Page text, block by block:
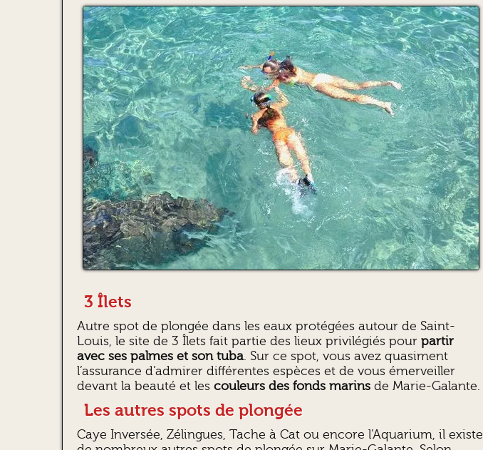
3 Îlets
Autre spot de plongée dans les eaux protégées autour de Saint-
Louis, le site de 3 Îlets fait partie des lieux privilégiés pour partir
avec ses palmes et son tuba. Sur ce spot, vous avez quasiment
l’assurance d’admirer différentes espèces et de vous émerveiller
devant la beauté et les couleurs des fonds marins de Marie-Galante.
Les autres spots de plongée
Caye Inversée, Zélingues, Tache à Cat ou encore l’Aquarium, il existe